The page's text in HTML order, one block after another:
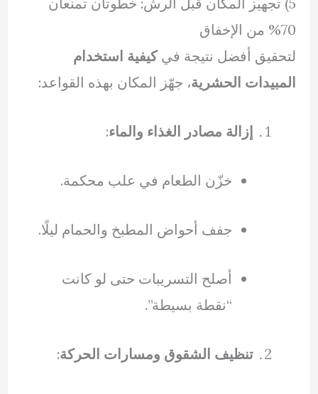
70% من الإخفاق
لتحقيق أفضل نتيجة فيكيفية استخدام
المبيدات الحشرية، جهّز المكان بهذه القواعد:
إزالة مصادر الغذاء والماء:
خزّن الطعام في علب محكمة.
جفف أحواض المطبخ والحمام ليلًا.
أصلح التسريبات حتى لو كانت
“نقطة بسيطة”.
تنظيف الشقوق ومسارات الحركة: